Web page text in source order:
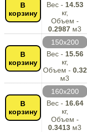
В
корзину
Вес - 14.53
кг,
Объем -
0.2987 м3
В
корзину
150х200
Вес - 15.56
кг,
Объем - 0.32
м3
В
корзину
160х200
Вес - 16.64
кг,
Объем -
0.3413 м3